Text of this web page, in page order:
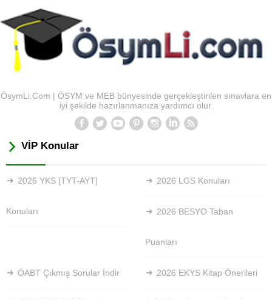
ÖsymLi.Com | ÖSYM ve MEB bünyesinde gerçekleştirilen sınavlara en
iyi şekilde hazırlanmanıza yardımcı olur.
VİP Konular
2026 YKS [TYT-AYT]
Konuları
2026 LGS Konuları
2026 BESYO Taban
Puanları
ÖABT Çıkmış Sorular İndir 2026 EKYS Kitap Önerileri